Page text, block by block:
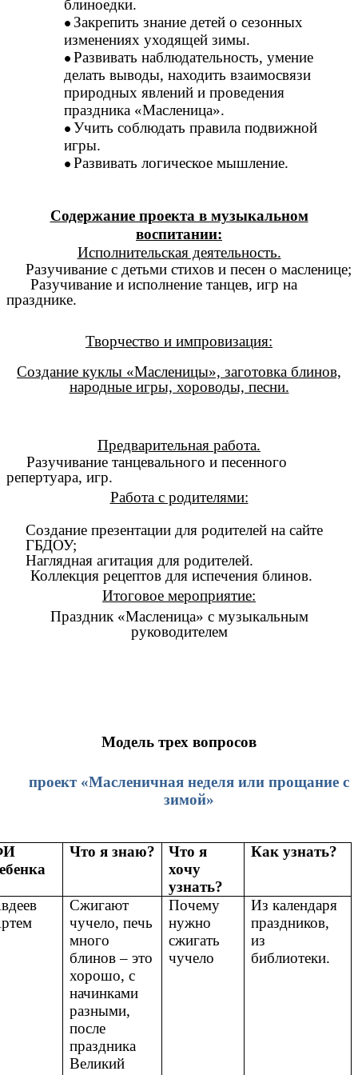
блиноедки.
Закрепить знание детей о сезонных
изменениях уходящей зимы.
Развивать наблюдательность, умение
делать выводы, находить взаимосвязи
природных явлений и проведения
праздника «Масленица».
Учить соблюдать правила подвижной
игры.
Развивать логическое мышление.
Содержание проекта в музыкальном
воспитании:
Исполнительская деятельность.
Разучивание с детьми стихов и песен о масленице;
Разучивание и исполнение танцев, игр на
празднике.
Творчество и импровизация:
Создание куклы «Масленицы», заготовка блинов,
народные игры, хороводы, песни.
Предварительная работа.
Разучивание танцевального и песенного
репертуара, игр.
Работа с родителями:
Создание презентации для родителей на сайте
ГБДОУ;
Наглядная агитация для родителей.
Коллекция рецептов для испечения блинов.
Итоговое мероприятие:
Праздник «Масленица» с музыкальным
руководителем
Модель трех вопросов
проект «Масленичная неделя или прощание с
зимой»
Что я знаю?
Что я
хочу
узнать?
Как узнать?
Сжигают
чучело, печь
много
блинов – это
хорошо, с
начинками
разными,
после
праздника
Великий
Почему
нужно
сжигать
чучело
Из календаря
праздников,
из
библиотеки.